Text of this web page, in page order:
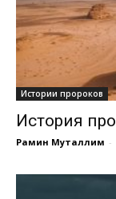
Истории пророков
Рамин Муталлим -